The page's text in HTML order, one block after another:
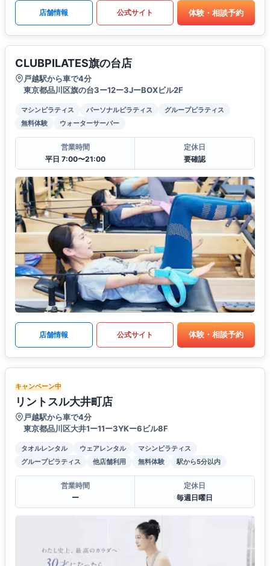
店舗情報 公式サイト 体験・相談予約
CLUBPILATES旗の台店
戸越駅から車で4分
東京都品川区旗の台3ー12ー3JーBOXビル2F
マシンピラティス パーソナルピラティス
グループピラティス
無料体験
ウォーターサーバー
営業時間
平日 7:00〜21:00
定休日
要確認
店舗情報 公式サイト 体験・相談予約
キャンペーン中
リントスル大井町店
戸越駅から車で4分
東京都品川区大井1ー11ー3YKー6ビル8F
タオルレンタル ウェアレンタル
マシンピラティス
グループピラティス
他店舗利用 無料体験 駅から5分以内
営業時間
ー
定休日
毎週日曜日